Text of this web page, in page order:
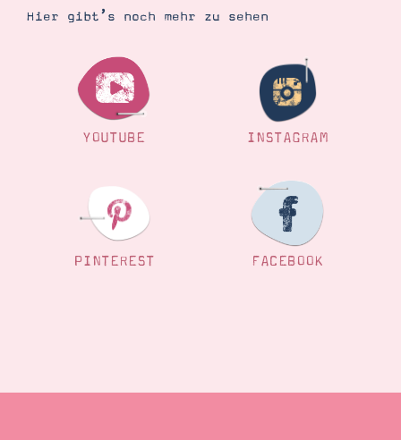
Hier gibt’s noch mehr zu sehen
YOUTUBE INSTAGRAM
PINTEREST FACEBOOK